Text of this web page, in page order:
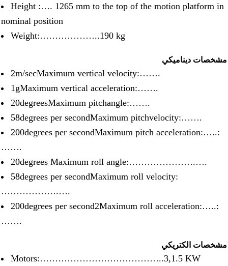
Height :…. 1265 mm to the top of the motion platform in
nominal position
Weight:………………..190 kg
مشخصات ديناميكي
2m/secMaximum vertical velocity:…….
1gMaximum vertical acceleration:…….
20degreesMaximum pitchangle:…….
58degrees per secondMaximum pitchvelocity:…….
200degrees per secondMaximum pitch acceleration:…..:
…….
20degrees Maximum roll angle:………………….….
58degrees per secondMaximum roll velocity:
……………….….
200degrees per second2Maximum roll acceleration:…..:
…….
مشخصات الكتريكي
Motors:…………………………………..3,1.5 KW